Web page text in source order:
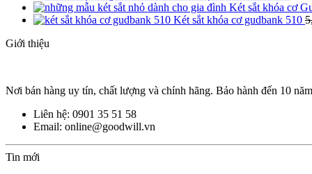
Két sắt khóa cơ
Két sắt khóa cơ gudbank 510
Giới thiệu
Nơi bán hàng uy tín, chất lượng và chính hãng. Bảo hành đến 10 năm
Liên hệ: 0901 35 51 58
Email: online@goodwill.vn
Tin mới